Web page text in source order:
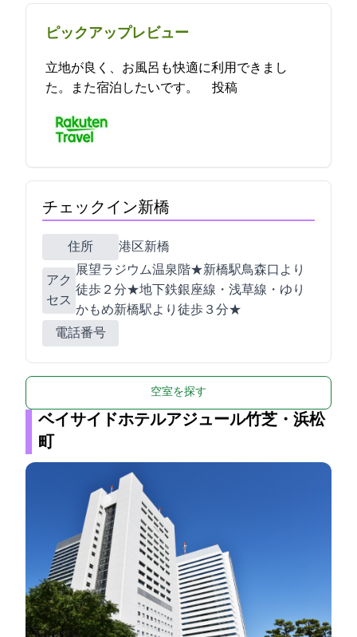
ピックアップレビュー
立地が良く、お風呂も快適に利用できまし
た。また宿泊したいです。 2023-04-21 16:34:06投稿
チェックイン新橋
住所 港区新橋2-15-17
アク
セス
展望ラジウム温泉12階★JR新橋駅鳥森口より
徒歩２分★地下鉄銀座線・浅草線・ゆり
かもめ新橋駅より徒歩３分★
電話番号
空室を探す
ベイサイドホテルアジュール竹芝・浜松
町